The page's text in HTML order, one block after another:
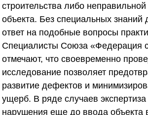
строительства либо неправильной
объекта. Без специальных знаний
ответ на подобные вопросы
Специалисты Союза «Федерация
отмечают, что своевременно
исследование позволяет
развитие дефектов и
ущерб. В ряде случаев
нарушения еще до ввода объекта